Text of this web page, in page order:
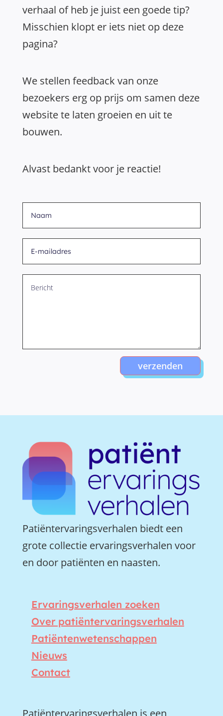
verhaal of heb je juist een goede tip?
Misschien klopt er iets niet op deze
pagina?
We stellen feedback van onze
bezoekers erg op prijs om samen deze
website te laten groeien en uit te
bouwen.
Alvast bedankt voor je reactie!
verzenden
Patiëntervaringsverhalen biedt een
grote collectie ervaringsverhalen voor
en door patiënten en naasten.
Ervaringsverhalen zoeken
Over patiëntervaringsverhalen
Patiëntenwetenschappen
Nieuws
Contact
Patiëntervaringsverhalen is een